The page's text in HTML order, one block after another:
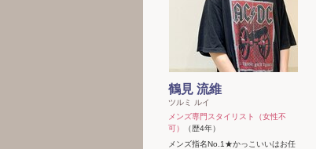
鶴見 流維
ツルミ ルイ
メンズ専門スタイリスト（女性不
可）
（歴4年）
メンズ指名No.1★かっこいいはお任